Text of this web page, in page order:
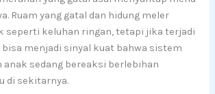
Ruam yang gatal dan hidung meler
seperti keluhan ringan, tetapi jika terjadi
bisa menjadi sinyal kuat bahwa sistem
anak sedang bereaksi berlebihan
di sekitarnya.